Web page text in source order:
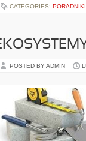
CATEGORIES:
POSTED BY ADMIN